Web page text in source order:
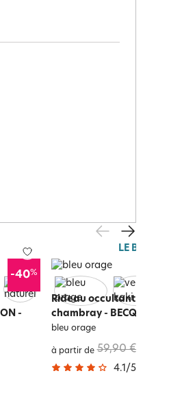
-40%
-
LE BLANC
Rideau occultant
chambray - BECQUET
bleu orage
à partir de 59,90 €
4.1 /5